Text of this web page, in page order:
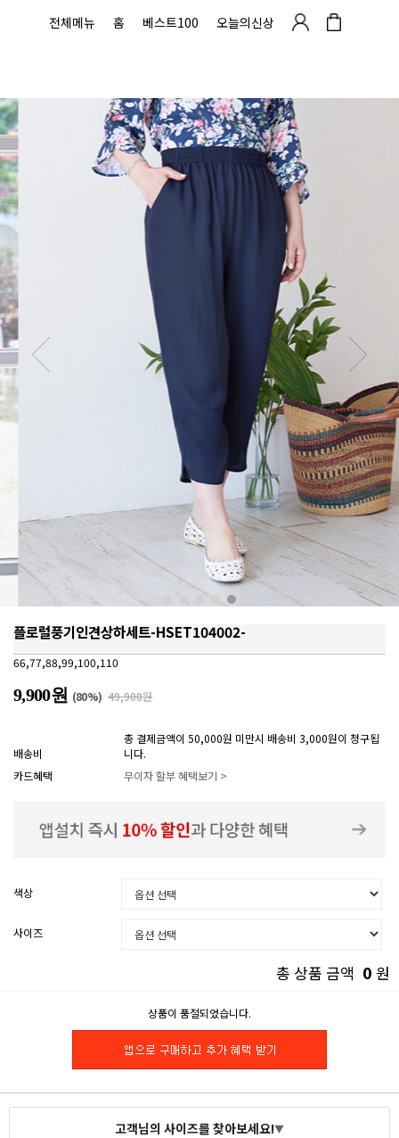
전체메뉴 홈 베스트100 오늘의신상
플로럴풍기인견상하세트-HSET104002-
66,77,88,99,100,110
9,900원 (80%) 49,900원
배송비
총 결제금액이 50,000원 미만시 배송비 3,000원이 청구됩
니다.
카드혜택
무이자 할부 혜택보기 >
색상
사이즈
총 상품 금액 0 원
상품이 품절되었습니다.
고객님의 사이즈를 찾아보세요!▼